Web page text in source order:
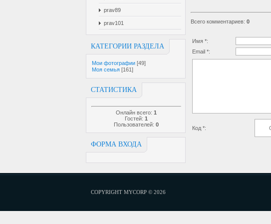
prav89
prav101
КАТЕГОРИИ РАЗДЕЛА
Мои фотографии [49]
Моя семья [161]
СТАТИСТИКА
Онлайн всего: 1
Гостей: 1
Пользователей: 0
ФОРМА ВХОДА
Всего комментариев: 0
Имя *:
Email *:
Код *:
COPYRIGHT MYCORP © 2026